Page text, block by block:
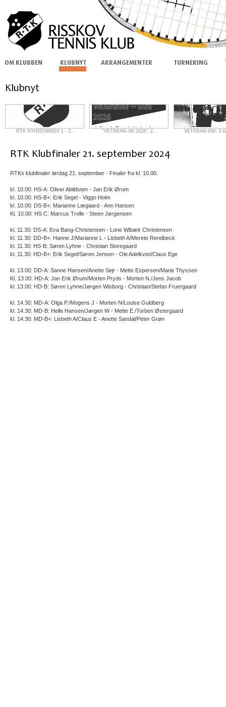
RTK NYHEDSBREV 1 - 2.. “VETERAN-JM 2026”: 2.. VETERAN-DM: 3
RTKs klubfinaler lørdag 21. september - Finaler fra kl. 10.00.
kl. 10.00: HS-A: Oliver Abildsten - Jan Erik Ørum
kl. 10.00: HS-B+: Erik Segel - Viggo Holm
kl. 10.00: DS-B+: Marianne Lægaard - Ann Hansen
Kl. 10.00: HS C: Marcus Trolle - Steen Jørgensen
kl. 11.30: DS-A: Eva Bang-Christensen - Lone Wibæk Christensen
kl. 11.30: DD-B+: Hanne J/Marianne L - Lisbeth A/Merete Rendbeck
kl. 11.30: HS-B: Søren Lyhne - Christian Storegaard
kl. 11.30: HD-B+: Erik Segel/Søren Jensen - Ole Adelkvist/Claus Ege
kl. 13.00: DD-A: Sanne Hansen/Anette Sejr - Mette Espersen/Marie Thyssen
Kl. 13.00: HD-A: Jan Erik Ørum/Morten Pryds - Morten N./Jens Jacob
kl. 13.00: HD-B: Søren Lyhne/Jørgen Wisborg - Christian/Stefan Fruergaard
kl. 14.30: MD-A: Olga P./Mogens J - Morten N/Louise Guldberg
kl. 14.30: MD-B: Helle Hansen/Jørgen W - Mette E./Torben Østergaard
kl. 14.30: MD-B+: Lisbeth A/Claus E - Anette Sandal/Peter Grøn